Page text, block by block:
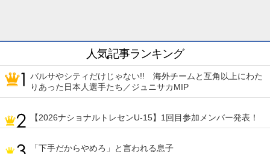
人気記事ランキング
バルサやシティだけじゃない!! 海外チームと互角以上にわた
りあった日本人選手たち／ジュニサカMIP
【2026ナショナルトレセンU-15】1回目参加メンバー発表！
「下手だからやめろ」と言われる息子